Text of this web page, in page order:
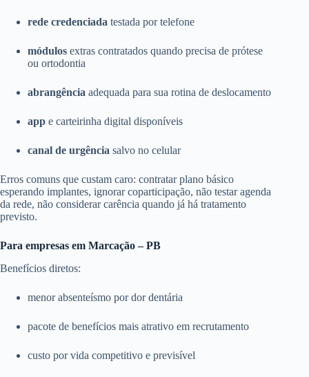
rede credenciada testada por telefone
módulos extras contratados quando precisa de prótese
ou ortodontia
abrangência adequada para sua rotina de deslocamento
app e carteirinha digital disponíveis
canal de urgência salvo no celular
Erros comuns que custam caro: contratar plano básico
esperando implantes, ignorar coparticipação, não testar agenda
da rede, não considerar carência quando já há tratamento
previsto.
Para empresas em Marcação – PB
Benefícios diretos:
menor absenteísmo por dor dentária
pacote de benefícios mais atrativo em recrutamento
custo por vida competitivo e previsível